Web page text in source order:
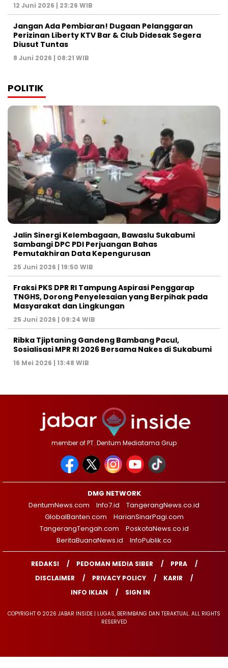
12 Juni 2026 | 23:26 WIB
Jangan Ada Pembiaran! Dugaan Pelanggaran
Perizinan Liberty KTV Bar & Club Didesak Segera
Diusut Tuntas
8 Juni 2026 | 08:21 WIB
POLITIK
Jalin Sinergi Kelembagaan, Bawaslu Sukabumi
Sambangi DPC PDI Perjuangan Bahas
Pemutakhiran Data Kepengurusan
25 Juni 2026 | 19:50 WIB
‎Fraksi PKS DPR RI Tampung Aspirasi Penggarap
TNGHS, Dorong Penyelesaian yang Berpihak pada
Masyarakat dan Lingkungan‎
25 Juni 2026 | 09:24 WIB
Ribka Tjiptaning Gandeng Bambang Pacul,
Sosialisasi MPR RI 2026 Bersama Nakes di Sukabumi
16 Mei 2026 | 13:48 WIB
member of PT. Dentum Mediatama Grup
DMG NETWORK
DentumNews.com
Info7.id
TangerangNews.co.id
GlobalBanten.com
HarianSinarPagi.com
TangerangTengah.com
PoskotaNews.co.id
BeritaBuanaNews.id
InfoPublik.co
REDAKSI PEDOMAN MEDIA SIBER
PPRA
DISCLAIMER
PRIVACY POLICY
KARIR
INFO IKLAN
SIGN IN
COPYRIGHT © 2026 JABAR INSIDE | LUGAS, BERIMBANG DAN TERAKTUAL. ALL RIGHTS
RESERVED